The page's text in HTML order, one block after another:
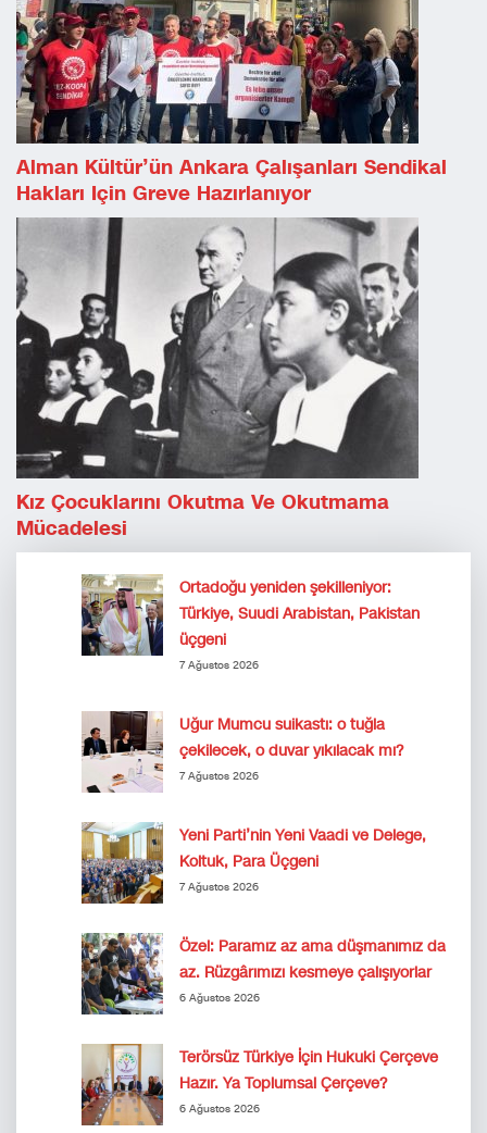
Alman Kültür’ün Ankara Çalışanları Sendikal
Hakları Için Greve Hazırlanıyor
Kız Çocuklarını Okutma Ve Okutmama
Mücadelesi
Ortadoğu yeniden şekilleniyor:
Türkiye, Suudi Arabistan, Pakistan
üçgeni
7 Ağustos 2026
Uğur Mumcu suikastı: o tuğla
çekilecek, o duvar yıkılacak mı?
7 Ağustos 2026
Yeni Parti’nin Yeni Vaadi ve Delege,
Koltuk, Para Üçgeni
7 Ağustos 2026
Özel: Paramız az ama düşmanımız da
az. Rüzgârımızı kesmeye çalışıyorlar
6 Ağustos 2026
Terörsüz Türkiye İçin Hukuki Çerçeve
Hazır. Ya Toplumsal Çerçeve?
6 Ağustos 2026